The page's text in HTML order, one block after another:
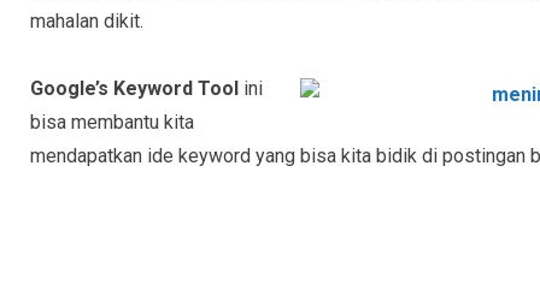
mahalan dikit.
Google’s Keyword Tool ini
bisa membantu kita
mendapatkan ide keyword yang bisa kita bidik di postingan